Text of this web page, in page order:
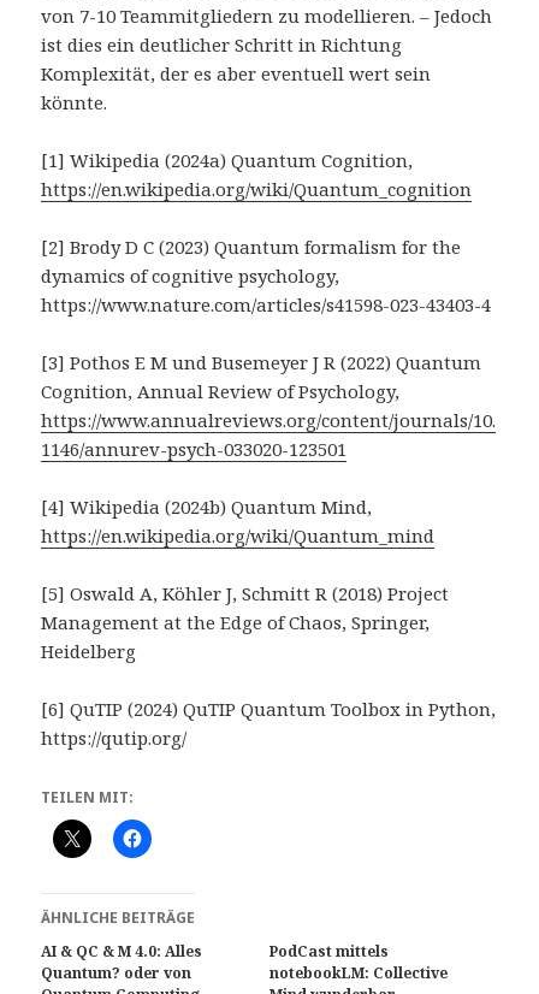
von 7-10 Teammitgliedern zu modellieren. – Jedoch
ist dies ein deutlicher Schritt in Richtung
Komplexität, der es aber eventuell wert sein
könnte.
[1] Wikipedia (2024a) Quantum Cognition,
https://en.wikipedia.org/wiki/Quantum_cognition
[2] Brody D C (2023) Quantum formalism for the
dynamics of cognitive psychology,
https://www.nature.com/articles/s41598-023-43403-4
[3] Pothos E M und Busemeyer J R (2022) Quantum
Cognition, Annual Review of Psychology,
https://www.annualreviews.org/content/journals/10.
1146/annurev-psych-033020-123501
[4] Wikipedia (2024b) Quantum Mind,
https://en.wikipedia.org/wiki/Quantum_mind
[5] Oswald A, Köhler J, Schmitt R (2018) Project
Management at the Edge of Chaos, Springer,
Heidelberg
[6] QuTIP (2024) QuTIP Quantum Toolbox in Python,
https://qutip.org/
TEILEN MIT:
ÄHNLICHE BEITRÄGE
AI & QC & M 4.0: Alles
Quantum? oder von
PodCast mittels
notebookLM: Collective